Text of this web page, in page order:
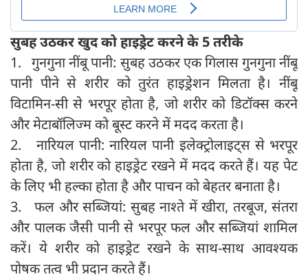
सुबह उठकर खुद को हाइड्रेट करने के 5 तरीके
1. गुनगुना नींबू पानी: सुबह उठकर एक गिलास गुनगुना नींबू
पानी पीने से शरीर को तुरंत हाइड्रेशन मिलता है। नींबू
विटामिन-सी से भरपूर होता है, जो शरीर को डिटॉक्स करने
और मेटाबॉलिज्म को बूस्ट करने में मदद करता है।
2. नारियल पानी: नारियल पानी इलेक्ट्रोलाइट्स से भरपूर
होता है, जो शरीर को हाइड्रेट रखने में मदद करते हैं। यह पेट
के लिए भी हल्का होता है और पाचन को बेहतर बनाता है।
3. फल और सब्जियां: सुबह नाश्ते में खीरा, तरबूज, संतरा
और पालक जैसी पानी से भरपूर फल और सब्जियां शामिल
करें। ये शरीर को हाइड्रेट रखने के साथ-साथ आवश्यक
पोषक तत्व भी प्रदान करते हैं।